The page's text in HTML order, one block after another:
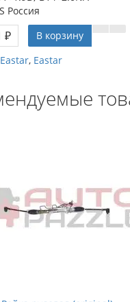
Россия
₽
В корзину
, Eastar